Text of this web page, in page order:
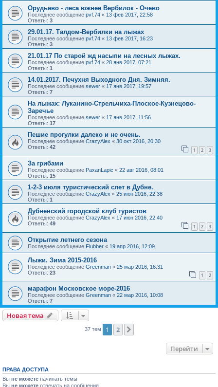
Орудьево - леса южнее Вербилок - Очево
Последнее сообщение pvf.74 « 13 фев 2017, 22:58
Ответы: 3
29.01.17. Талдом-Вербилки на лыжах
Последнее сообщение pvf.74 « 13 фев 2017, 16:23
Ответы: 3
21.01.17 По старой жд насыпи на лесных лыжах.
Последнее сообщение pvf.74 « 28 янв 2017, 07:21
Ответы: 1
14.01.2017. Печухня Выходного Дня. Зимняя.
Последнее сообщение sewer « 17 янв 2017, 19:57
Ответы: 7
На лыжах: Луканино-Стрельчиха-Плоское-Кузнецово-
Заречье
Последнее сообщение sewer « 17 янв 2017, 11:56
Ответы: 17
Пешие прогулки далеко и не очень.
Последнее сообщение CrazyAlex « 30 окт 2016, 20:30
Ответы: 42 1 2 3
За грибами
Последнее сообщение PaxanLapic « 22 авг 2016, 08:01
Ответы: 15
1-2-3 июля туристический слет в Дубне.
Последнее сообщение CrazyAlex « 25 июн 2016, 22:38
Ответы: 1
Дубненский городской клуб туристов
Последнее сообщение CrazyAlex « 17 июн 2016, 22:40
Ответы: 49 1 2 3
Открытие летнего сезона
Последнее сообщение Flubber « 19 апр 2016, 12:09
Лыжи. Зима 2015-2016
Последнее сообщение Greenman « 25 мар 2016, 16:31
Ответы: 23 1 2
марафон Московское море-2016
Последнее сообщение Greenman « 22 мар 2016, 10:08
Ответы: 7
Новая тема
37 тем 1 2
Перейти
ПРАВА ДОСТУПА
Вы не можете начинать темы
Вы не можете отвечать на сообщения